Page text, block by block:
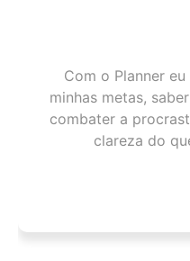
Com o Planner
minhas metas,
combater a
clareza do